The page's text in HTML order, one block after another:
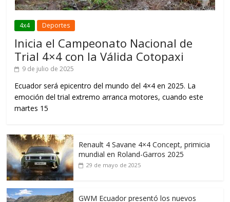
4x4 Deportes
Inicia el Campeonato Nacional de
Trial 4×4 con la Válida Cotopaxi
9 de julio de 2025
Ecuador será epicentro del mundo del 4×4 en 2025. La
emoción del trial extremo arranca motores, cuando este
martes 15
Renault 4 Savane 4×4 Concept, primicia
mundial en Roland-Garros 2025
29 de mayo de 2025
GWM Ecuador presentó los nuevos